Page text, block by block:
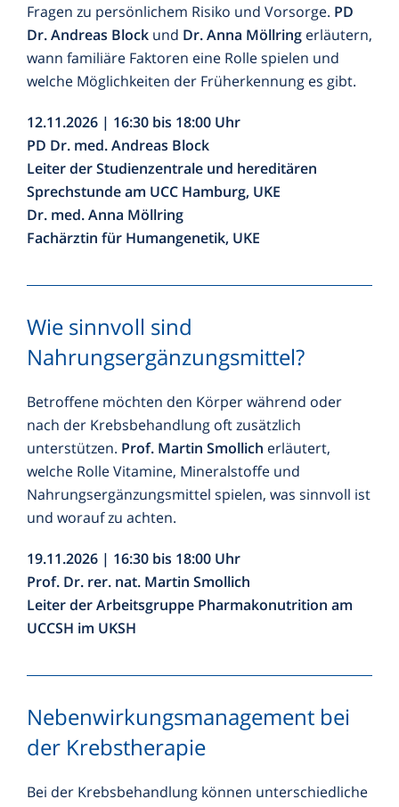
Fragen zu persönlichem Risiko und Vorsorge. PD
Dr. Andreas Block und Dr.Anna Möllring erläutern,
wann familiäre Faktoren eine Rolle spielen und
welche Möglichkeiten der Früherkennung es gibt.
12.11.2026 | 16:30 bis 18:00 Uhr
PD Dr. med. Andreas Block
Leiter der Studienzentrale und hereditären
Sprechstunde am UCC Hamburg, UKE
Dr. med. Anna Möllring
Fachärztin für Humangenetik, UKE
Wie sinnvoll sind
Nahrungsergänzungsmittel?
Betroffene möchten den Körper während oder
nach der Krebsbehandlung oft zusätzlich
unterstützen. Prof. Martin Smollich erläutert,
welche Rolle Vitamine, Mineralstoffe und
Nahrungsergänzungsmittel spielen, was sinnvoll ist
und worauf zu achten.
19.11.2026 | 16:30 bis 18:00 Uhr
Prof. Dr. rer. nat. Martin Smollich
Leiter der Arbeitsgruppe Pharmakonutrition am
UCCSH im UKSH
Nebenwirkungsmanagement bei
der Krebstherapie
Bei der Krebsbehandlung können unterschiedliche